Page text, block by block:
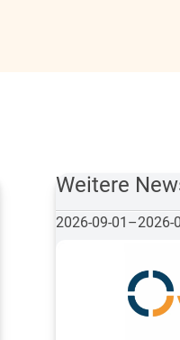
Weitere
2026-09-01 –2026-